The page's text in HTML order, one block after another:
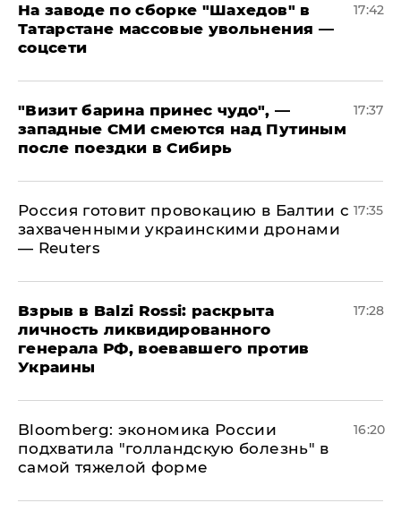
На заводе по сборке "Шахедов" в
Татарстане массовые увольнения —
соцсети
17:42
"Визит барина принес чудо", —
западные СМИ смеются над Путиным
после поездки в Сибирь
17:37
​Россия готовит провокацию в Балтии с
захваченными украинскими дронами
— Reuters
17:35
​Взрыв в Balzi Rossi: раскрыта
личность ликвидированного
генерала РФ, воевавшего против
Украины
17:28
Bloomberg: экономика России
подхватила "голландскую болезнь" в
самой тяжелой форме
16:20